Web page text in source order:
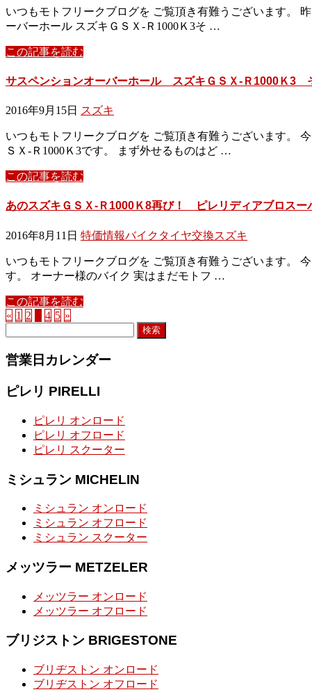
いつもモトフリークブログを ご覧頂き有難うございます。
ーバーホール スズキＧＳＸ-Ｒ1000Ｋ3そ …
この記事を読む
サスペンションオーバーホール スズキＧＳＸ-Ｒ1000Ｋ3
2016年9月15日 スズキ
いつもモトフリークブログを ご覧頂き有難うございます。
ＳＸ-Ｒ1000Ｋ3です。 まず外せるものはど …
この記事を読む
あのスズキＧＳＸ-Ｒ1000Ｋ8再び！ ピレリディアブロスー
2016年8月11日 特価情報バイクタイヤ交換スズキ
いつもモトフリークブログを ご覧頂き有難うございます。
す。 オーナー様のバイク 実はまだモトフ …
この記事を読む
« 1 2 4 5 »
営業日カレンダー
ピレリ PIRELLI
ピレリ オンロード
ピレリ オフロード
ピレリ スクーター
ミシュラン MICHELIN
ミシュラン オンロード
ミシュラン オフロード
ミシュラン スクーター
メッツラー METZELER
メッツラー オンロード
メッツラー オフロード
ブリジストン BRIGESTONE
ブリヂストン オンロード
ブリヂストン オフロード